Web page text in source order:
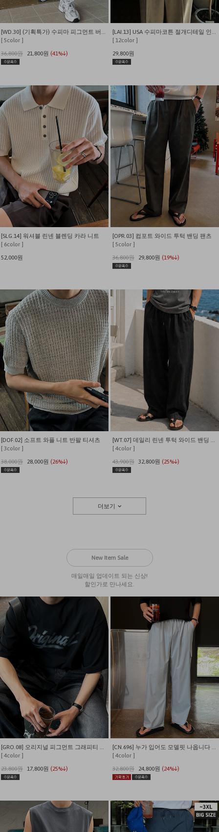
[WD.30] (기획특가) 수피마 피그먼트 버뮤다 와이드 쇼츠
[ 5color ]
36,800원
21,800원 (41%↓)
[LAI.13] USA 수피마코튼 절개디테일 인생 반팔티
[ 12color ]
29,800원
[SLG.14] 워셔블 린넨 블렌딩 카라 니트
[ 6color ]
52,000원
[OPR.03] 컴포트 와이드 투턱 밴딩 팬츠
[ 5color ]
36,800원
29,800원 (19%↓)
[DOF.02] 소프트 와플 니트 반팔 티셔츠
[ 3color ]
38,000원
28,000원 (26%↓)
[ 4color ]
43,900원 32,800원 (25%↓)
더보기
New Item Sale
매일매일 업데이트 되는 신상!
할인가로 만나세요.
[GRO.08] 오리지널 피그먼트 그래피티 티셔츠
[ 4color ]
23,800원 17,800원 (25%↓)
[CN.696] 누가 입어도 모델핏 나옵니다 나일론 카고 밴딩 와이드팬츠
[ 4color ]
32,800원
24,800원 (24%↓)